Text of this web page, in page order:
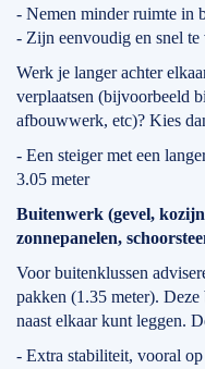
- Nemen minder ruimte in
- Zijn eenvoudig en snel te
Werk je langer achter
verplaatsen (bijvoorbeeld
afbouwwerk, etc)? Kies
- Een steiger met een
3.05 meter
Buitenwerk (gevel,
zonnepanelen,
Voor buitenklussen
pakken (1.35 meter).
naast elkaar kunt leggen.
- Extra stabiliteit, vooral